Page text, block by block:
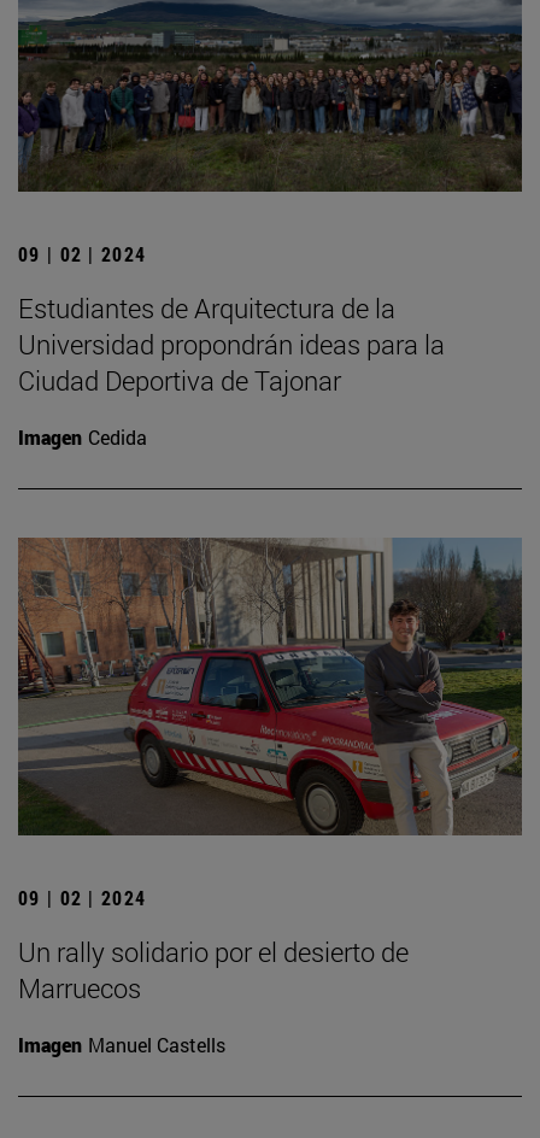
09 | 02 | 2024
Estudiantes de Arquitectura de la
Universidad propondrán ideas para la
Ciudad Deportiva de Tajonar
Imagen Cedida
09 | 02 | 2024
Un rally solidario por el desierto de
Marruecos
Imagen Manuel Castells